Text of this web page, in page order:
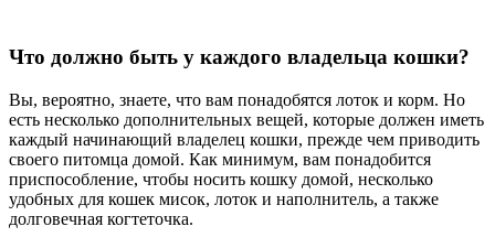
Что должно быть у каждого владельца кошки?
Вы, вероятно, знаете, что вам понадобятся лоток и корм. Но
есть несколько дополнительных вещей, которые должен иметь
каждый начинающий владелец кошки, прежде чем приводить
своего питомца домой. Как минимум, вам понадобится
приспособление, чтобы носить кошку домой, несколько
удобных для кошек мисок, лоток и наполнитель, а также
долговечная когтеточка.